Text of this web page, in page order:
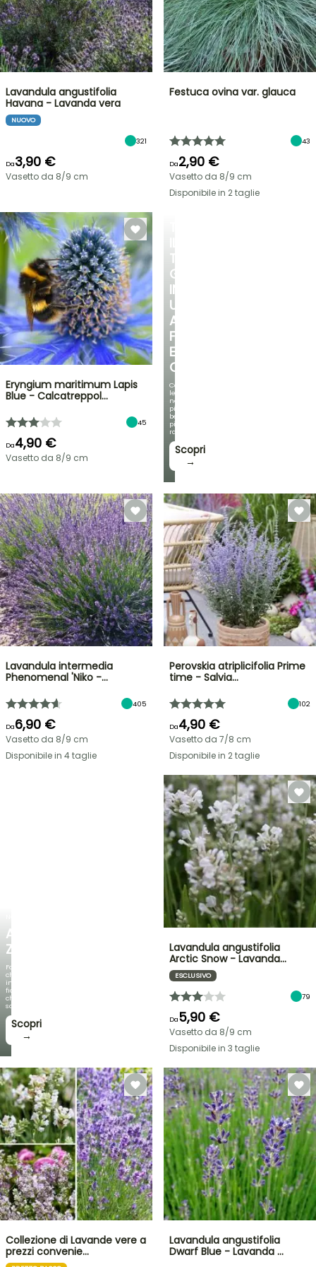
TUO
GIARDINO
IN
UN
ANGOLO
FRESCO
E
OMBREGGIATO
Con
le
nostre
più
belle
piante
rampicanti
Scopri
→
AGAPANTHUS
ZAMBEZI
Fogliami
che
incantano,
fioriture
che
sorprendono!
Scopri
→
Lavandula angustifolia
Havana - Lavanda vera
NUOVO
321
Da3,90 €
Vasetto da 8/9 cm
Festuca ovina var. glauca
43
Da2,90 €
Vasetto da 8/9 cm
Disponibile in 2 taglie
Eryngium maritimum Lapis
Blue - Calcatreppol…
45
Da4,90 €
Vasetto da 8/9 cm
Lavandula intermedia
Phenomenal 'Niko -…
405
Da6,90 €
Vasetto da 8/9 cm
Disponibile in 4 taglie
Perovskia atriplicifolia Prime
time - Salvia…
102
Da4,90 €
Vasetto da 7/8 cm
Disponibile in 2 taglie
Lavandula angustifolia
Arctic Snow - Lavanda…
ESCLUSIVO
79
Da5,90 €
Vasetto da 8/9 cm
Disponibile in 3 taglie
Collezione di Lavande vere a
prezzi convenie…
Lavandula angustifolia
Dwarf Blue - Lavanda …